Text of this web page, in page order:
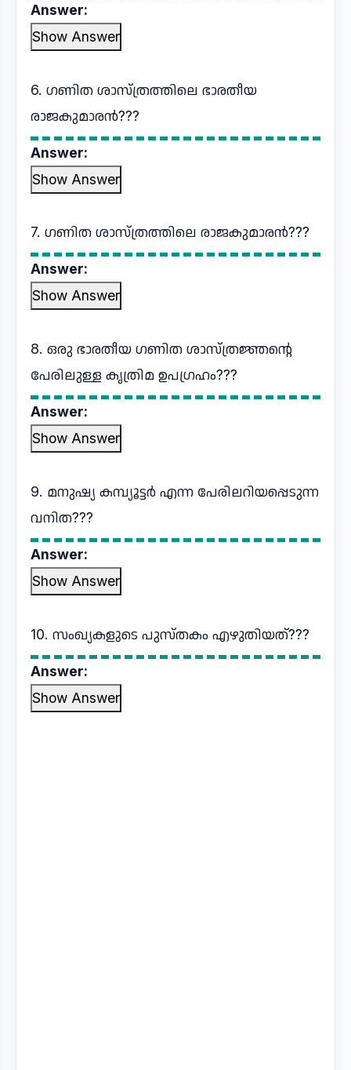
Answer:
Show Answer
6. ഗണിത ശാസ്ത്രത്തിലെ ഭാരതീയ
രാജകുമാരൻ???
Answer:
Show Answer
7. ഗണിത ശാസ്ത്രത്തിലെ രാജകുമാരൻ???
Answer:
Show Answer
8. ഒരു ഭാരതീയ ഗണിത ശാസ്ത്രജ്ഞൻ്റെ
പേരിലുള്ള കൃത്രിമ ഉപഗ്രഹം???
Answer:
Show Answer
9. മനുഷ്യ കമ്പ്യൂട്ടർ എന്ന പേരിലറിയപ്പെടുന്ന
വനിത???
Answer:
Show Answer
10. സംഖ്യകളുടെ പുസ്തകം എഴുതിയത്???
Answer:
Show Answer